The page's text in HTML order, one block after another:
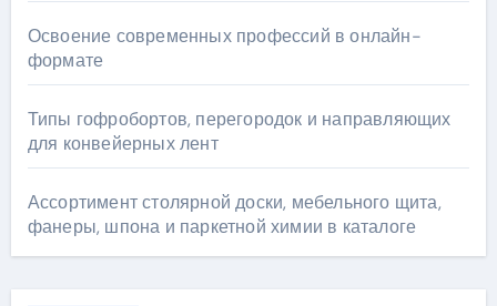
Освоение современных профессий в онлайн-
формате
Типы гофробортов, перегородок и направляющих
для конвейерных лент
Ассортимент столярной доски, мебельного щита,
фанеры, шпона и паркетной химии в каталоге